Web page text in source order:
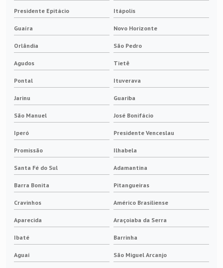
Presidente Epitácio Itápolis
Guaíra Novo Horizonte
Orlândia São Pedro
Agudos Tietê
Pontal Ituverava
Jarinu Guariba
São Manuel José Bonifácio
Iperó Presidente Venceslau
Promissão Ilhabela
Santa Fé do Sul Adamantina
Barra Bonita Pitangueiras
Cravinhos Américo Brasiliense
Aparecida Araçoiaba da Serra
Ibaté Barrinha
Aguaí São Miguel Arcanjo